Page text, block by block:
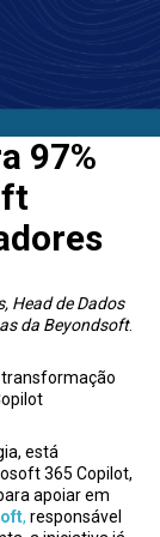
97%
Head de Dados
da Beyondsoft.
transformação
está
365 Copilot,
apoiar em
, responsável